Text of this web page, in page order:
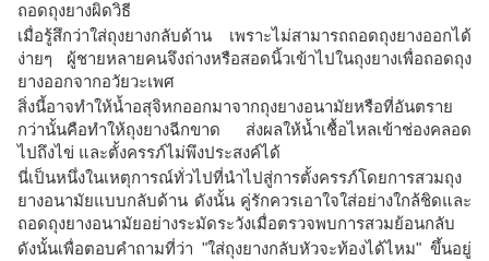
ถอดถุงยางผิดวิธี
เมื่อรู้สึกว่าใส่ถุงยางกลับด้าน เพราะไม่สามารถถอดถุงยางออกได้
ง่ายๆ ผู้ชายหลายคนจึงถ่างหรือสอดนิ้วเข้าไปในถุงยางเพื่อถอดถุง
ยางออกจากอวัยวะเพศ
สิ่งนี้อาจทำให้น้ำอสุจิหกออกมาจากถุงยางอนามัยหรือที่อันตราย
กว่านั้นคือทำให้ถุงยางฉีกขาด ส่งผลให้น้ำเชื้อไหลเข้าช่องคลอด
ไปถึงไข่ และตั้งครรภ์ไม่พึงประสงค์ได้
นี่เป็นหนึ่งในเหตุการณ์ทั่วไปที่นำไปสู่การตั้งครรภ์โดยการสวมถุง
ยางอนามัยแบบกลับด้าน ดังนั้น คู่รักควรเอาใจใส่อย่างใกล้ชิดและ
ถอดถุงยางอนามัยอย่างระมัดระวังเมื่อตรวจพบการสวมย้อนกลับ
ดังนั้นเพื่อตอบคำถามที่ว่า "ใส่ถุงยางกลับหัวจะท้องได้ไหม" ขึ้นอยู่